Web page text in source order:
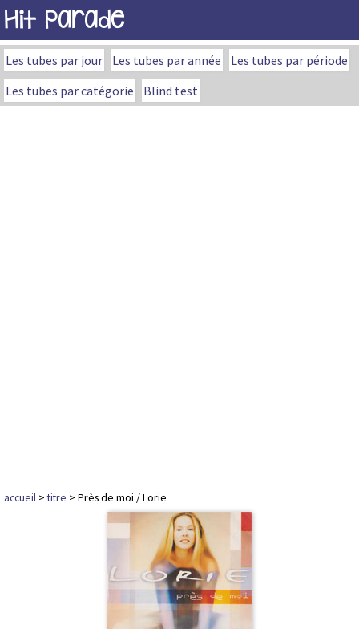
Hit Parade
Les tubes par jour Les tubes par année
Les tubes par période
Les tubes par catégorie
Blind test
accueil >titre > Près de moi / Lorie